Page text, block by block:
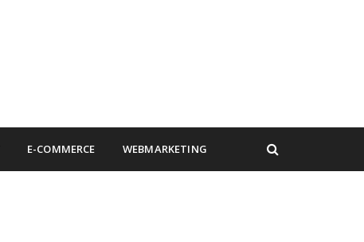
E-COMMERCE WEBMARKETING